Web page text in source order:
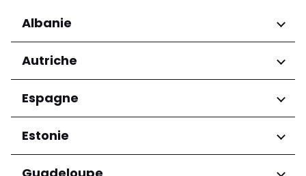
Albanie
Régions
Préfecture de Tirana
Autriche
Régions
Niederösterreich
Salzburg
Wien
Espagne
Régions
Andalucía
Estonie
Régions